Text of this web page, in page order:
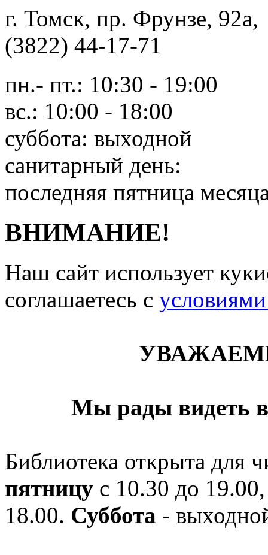
г. Томск, пр. Фрунзе,
(3822) 44-17-71
пн.- пт.: 10:30 - 19:00
вс.: 10:00 - 18:00
суббота: выходной
санитарный день:
последняя пятница
ВНИМАНИЕ!
Наш сайт использует
соглашаетесь c
Мы рады видеть
Библиотека открыта для
пятницу с 10.30 до
18.00. Суббота -